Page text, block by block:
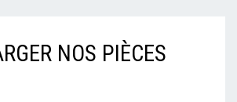
NOS PIÈCES